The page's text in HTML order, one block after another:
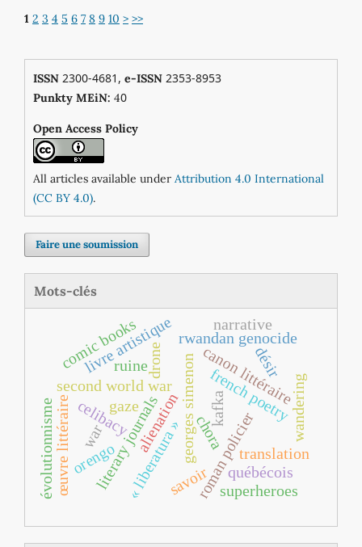
1 2 3 4 5 6 7 8 9 10 > >>
ISSN2300-4681, e-ISSN2353-8953
Punkty MEiN: 40
Open Access Policy
All articles available under Attribution 4.0 International
(CC BY 4.0).
Faire une soumission
Mots-clés
kafka
georges simenon
literary journals
second world war french poetry
roman policiertranslation
canon littéraire
celibacy
rwandan genocide
wandering
alienation
livre artistique
œuvre littéraire « liberatura » québécois
drone
évolutionnisme savoir
désir
orengo
superheroes
comic books
ruine
chora
narrative
gaze
war